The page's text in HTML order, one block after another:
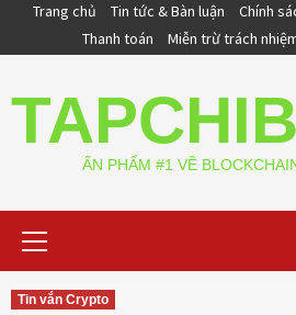
Trang chủ Tin tức & Bàn luận Chính
Thanh toán
Miễn trừ trách
ẤN PHẨM #1 VỀ
Tin vắn Crypto